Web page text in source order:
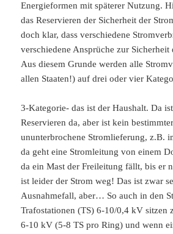
Energieformen mit späterer Nutzung.
das Reservieren der Sicherheit der
doch klar, dass verschiedene
verschiedene Ansprüche zur
Aus diesem Grunde werden alle
allen Staaten!) auf drei oder vier
3-Kategorie- das ist der Haushalt. Da
Reservieren da, aber ist kein
ununterbrochene Stromlieferung, z.B.
da geht eine Stromleitung von einem
da ein Mast der Freileitung fällt, bis er
ist leider der Strom weg! Das ist zwar
Ausnahmefall, aber… So auch in den
Trafostationen (TS) 6-10/0,4 kV sitzen
6-10 kV (5-8 TS pro Ring) und wenn